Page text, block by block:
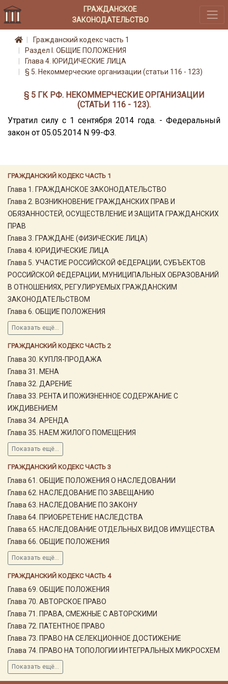
ГРАЖДАНСКОЕ
ЗАКОНОДАТЕЛЬСТВО
ГРАЖДАНСКИЙ КОДЕКС ЧАСТЬ 1
Глава 1. ГРАЖДАНСКОЕ ЗАКОНОДАТЕЛЬСТВО
Глава 2. ВОЗНИКНОВЕНИЕ ГРАЖДАНСКИХ ПРАВ И
ОБЯЗАННОСТЕЙ, ОСУЩЕСТВЛЕНИЕ И ЗАЩИТА ГРАЖДАНСКИХ
ПРАВ
Глава 3. ГРАЖДАНЕ (ФИЗИЧЕСКИЕ ЛИЦА)
Глава 4. ЮРИДИЧЕСКИЕ ЛИЦА
Глава 5. УЧАСТИЕ РОССИЙСКОЙ ФЕДЕРАЦИИ, СУБЪЕКТОВ
РОССИЙСКОЙ ФЕДЕРАЦИИ, МУНИЦИПАЛЬНЫХ ОБРАЗОВАНИЙ
В ОТНОШЕНИЯХ, РЕГУЛИРУЕМЫХ ГРАЖДАНСКИМ
ЗАКОНОДАТЕЛЬСТВОМ
Глава 6. ОБЩИЕ ПОЛОЖЕНИЯ
Показать ещё...
ГРАЖДАНСКИЙ КОДЕКС ЧАСТЬ 2
Глава 30. КУПЛЯ-ПРОДАЖА
Глава 31. МЕНА
Глава 32. ДАРЕНИЕ
Глава 33. РЕНТА И ПОЖИЗНЕННОЕ СОДЕРЖАНИЕ С
ИЖДИВЕНИЕМ
Глава 34. АРЕНДА
Глава 35. НАЕМ ЖИЛОГО ПОМЕЩЕНИЯ
Показать ещё...
ГРАЖДАНСКИЙ КОДЕКС ЧАСТЬ 3
Глава 61. ОБЩИЕ ПОЛОЖЕНИЯ О НАСЛЕДОВАНИИ
Глава 62. НАСЛЕДОВАНИЕ ПО ЗАВЕЩАНИЮ
Глава 63. НАСЛЕДОВАНИЕ ПО ЗАКОНУ
Глава 64. ПРИОБРЕТЕНИЕ НАСЛЕДСТВА
Глава 65. НАСЛЕДОВАНИЕ ОТДЕЛЬНЫХ ВИДОВ ИМУЩЕСТВА
Глава 66. ОБЩИЕ ПОЛОЖЕНИЯ
Показать ещё...
ГРАЖДАНСКИЙ КОДЕКС ЧАСТЬ 4
Глава 69. ОБЩИЕ ПОЛОЖЕНИЯ
Глава 70. АВТОРСКОЕ ПРАВО
Глава 71. ПРАВА, СМЕЖНЫЕ С АВТОРСКИМИ
Глава 72. ПАТЕНТНОЕ ПРАВО
Глава 73. ПРАВО НА СЕЛЕКЦИОННОЕ ДОСТИЖЕНИЕ
Глава 74. ПРАВО НА ТОПОЛОГИИ ИНТЕГРАЛЬНЫХ МИКРОСХЕМ
Показать ещё...
Гражданский кодекс часть 1
Раздел I. ОБЩИЕ ПОЛОЖЕНИЯ
Глава 4. ЮРИДИЧЕСКИЕ ЛИЦА
§ 5. Некоммерческие организации (статьи 116 - 123)
§ 5 ГК РФ. НЕКОММЕРЧЕСКИЕ ОРГАНИЗАЦИИ
(СТАТЬИ 116 - 123).
Утратил силу с 1 сентября 2014 года. - Федеральный
закон от 05.05.2014 N 99-ФЗ.